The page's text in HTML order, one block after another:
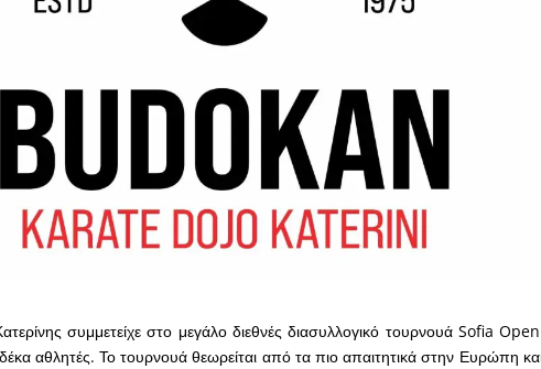
συμμετείχε στο μεγάλο διεθνές διασυλλογικό τουρνουά Sofia
αθλητές. Το τουρνουά θεωρείται από τα πιο απαιτητικά στην Ευρώπη